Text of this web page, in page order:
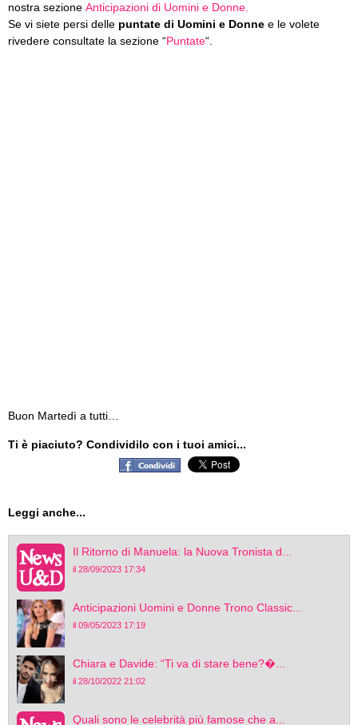
nostra sezione Anticipazioni di Uomini e Donne.
Se vi siete persi delle puntate di Uomini e Donne e le volete
rivedere consultate la sezione “Puntate“.
Buon Martedì a tutti…
Ti è piaciuto? Condividilo con i tuoi amici...
Leggi anche...
Il Ritorno di Manuela: la Nuova Tronista d...
il 28/09/2023 17:34
Anticipazioni Uomini e Donne Trono Classic...
il 09/05/2023 17:19
Chiara e Davide: “Ti va di stare bene?�...
il 28/10/2022 21:02
Quali sono le celebrità più famose che a...